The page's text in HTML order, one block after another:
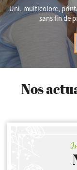
Uni, multicolore,
sans fin de
Nos